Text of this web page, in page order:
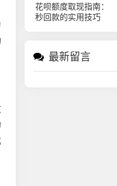
花呗额度取现指南：
秒回款的实用技巧
最新留言